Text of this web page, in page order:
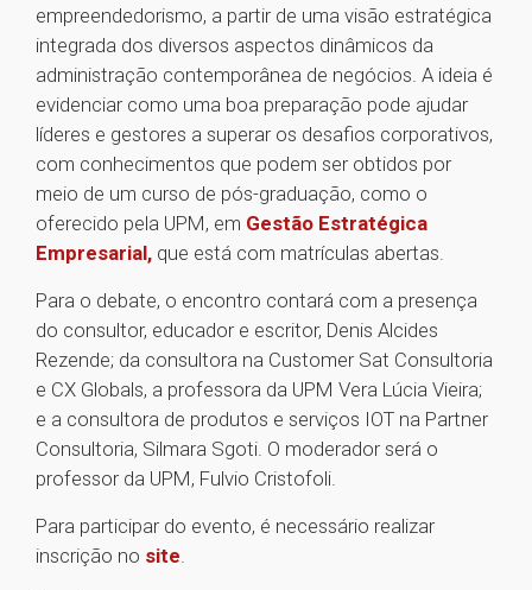
empreendedorismo, a partir de uma visão estratégica
integrada dos diversos aspectos dinâmicos da
administração contemporânea de negócios. A ideia é
evidenciar como uma boa preparação pode ajudar
líderes e gestores a superar os desafios corporativos,
com conhecimentos que podem ser obtidos por
meio de um curso de pós-graduação, como o
oferecido pela UPM, em Gestão Estratégica
Empresarial, que está com matrículas abertas.
Para o debate, o encontro contará com a presença
do consultor, educador e escritor, Denis Alcides
Rezende; da consultora na Customer Sat Consultoria
e CX Globals, a professora da UPM Vera Lúcia Vieira;
e a consultora de produtos e serviços IOT na Partner
Consultoria, Silmara Sgoti. O moderador será o
professor da UPM, Fulvio Cristofoli.
Para participar do evento, é necessário realizar
inscrição no site.